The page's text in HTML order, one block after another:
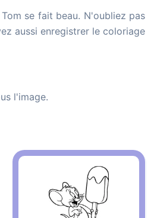
se fait beau. N'oubliez pas
aussi enregistrer le coloriage
l'image.